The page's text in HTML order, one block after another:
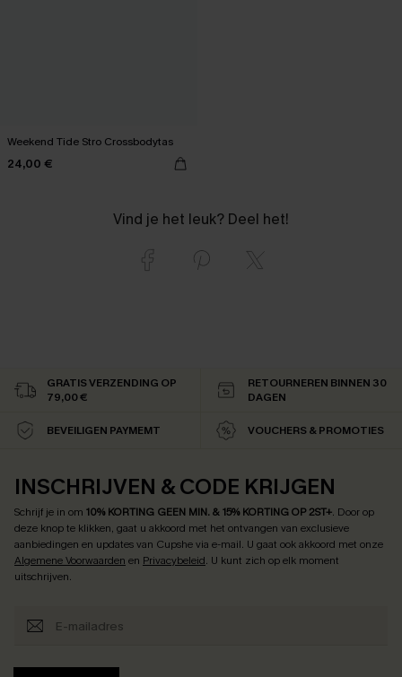
Weekend Tide Stro Crossbodytas
24,00 €
Vind je het leuk? Deel het!
GRATIS VERZENDING OP
79,00 €
RETOURNEREN BINNEN 30
DAGEN
BEVEILIGEN PAYMEMT VOUCHERS & PROMOTIES
INSCHRIJVEN & CODE KRIJGEN
Schrijf je in om 10% KORTING GEEN MIN. & 15% KORTING OP 2ST+. Door op
deze knop te klikken, gaat u akkoord met het ontvangen van exclusieve
aanbiedingen en updates van Cupshe via e-mail. U gaat ook akkoord met onze
Algemene Voorwaarden en Privacybeleid. U kunt zich op elk moment
uitschrijven.